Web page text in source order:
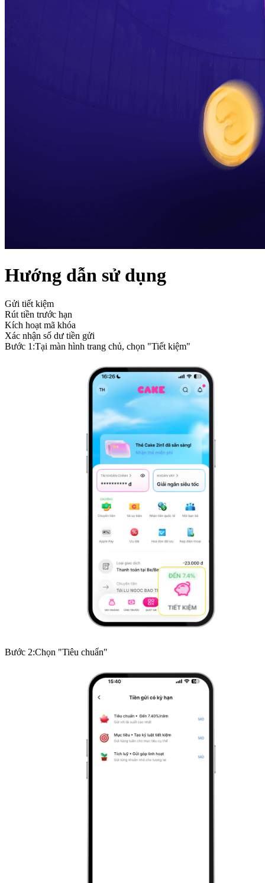
Hướng dẫn sử dụng
Gửi tiết kiệm
Rút tiền trước hạn
Kích hoạt mã khóa
Xác nhận số dư tiền gửi
Bước 1 :Tại màn hình trang chủ, chọn "Tiết kiệm"
Bước 2:Chọn "Tiêu chuẩn"